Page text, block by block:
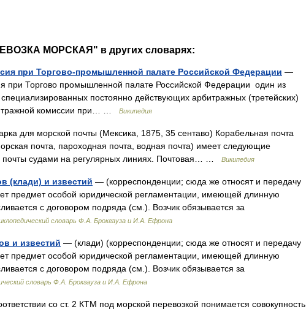
МОРСКАЯ" в других словарях:
при Торгово-промышленной палате Российской Федерации —
при Торгово промышленной палате Российской Федерации один из
постоянно действующих арбитражных (третейских)
комиссии при… …
Википедия
для морской почты (Мексика, 1875, 35 сентаво) Корабельная почта
почта, пароходная почта, водная почта) имеет следующие
почты судами на регулярных линиях. Почтовая… …
Википедия
(клади) и известий — (корреспонденции; сюда же относят и передачу
предмет особой юридической регламентации, имеющей длинную
с договором подряда (см.). Возчик обязывается за
словарь Ф.А. Брокгауза и И.А. Ефрона
и известий — (клади) (корреспонденции; сюда же относят и передачу
предмет особой юридической регламентации, имеющей длинную
с договором подряда (см.). Возчик обязывается за
словарь Ф.А. Брокгауза и И.А. Ефрона
со ст. 2 КТМ под морской перевозкой понимается совокупность